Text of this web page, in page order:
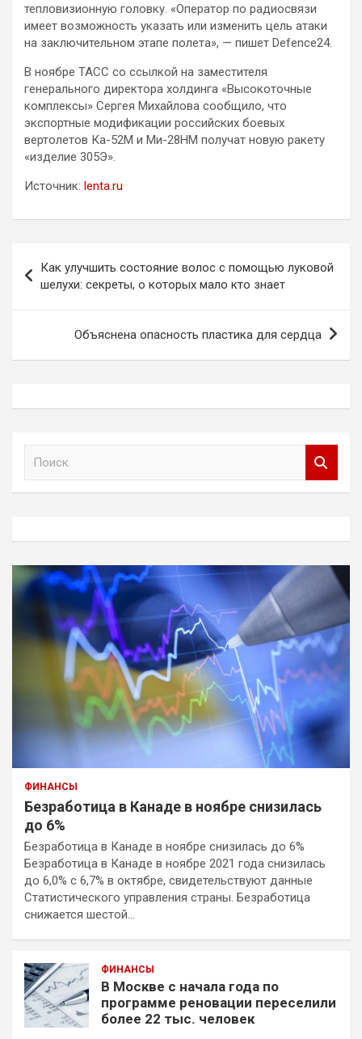
тепловизионную головку. «Оператор по радиосвязи
имеет возможность указать или изменить цель атаки
на заключительном этапе полета», — пишет Defence24.
В ноябре ТАСС со ссылкой на заместителя
генерального директора холдинга «Высокоточные
комплексы» Сергея Михайлова сообщило, что
экспортные модификации российских боевых
вертолетов Ка-52М и Ми-28НМ получат новую ракету
«изделие 305Э».
Источник: lenta.ru
по
записям
Как улучшить состояние волос с помощью луковой
шелухи: секреты, о которых мало кто знает
Объяснена опасность пластика для сердца
ФИНАНСЫ
Безработица в Канаде в ноябре снизилась
до 6%
Безработица в Канаде в ноябре снизилась до 6%
Безработица в Канаде в ноябре 2021 года снизилась
до 6,0% с 6,7% в октябре, свидетельствуют данные
Статистического управления страны. Безработица
снижается шестой…
ФИНАНСЫ
В Москве с начала года по
программе реновации переселили
более 22 тыс. человек